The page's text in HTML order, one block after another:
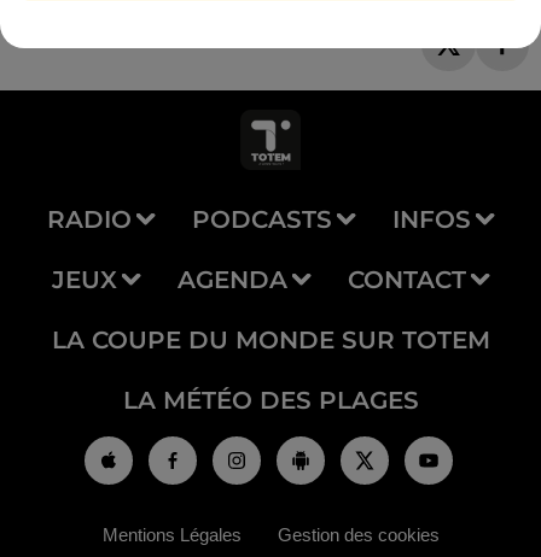
RADIO PODCASTS INFOS
JEUX AGENDA CONTACT
LA COUPE DU MONDE SUR TOTEM
LA MÉTÉO DES PLAGES
Mentions Légales Gestion des cookies